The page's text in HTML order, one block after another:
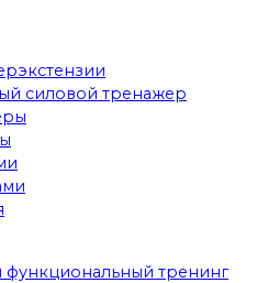
силовой тренажер
функциональный тренинг